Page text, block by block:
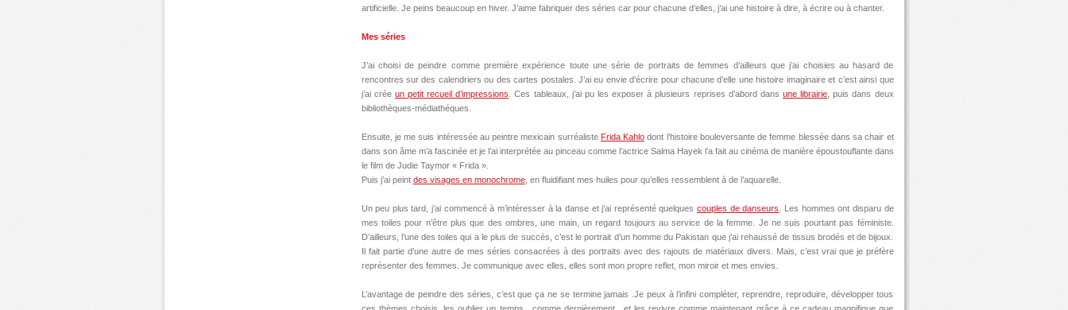
artificielle. Je peins beaucoup en hiver. J’aime fabriquer des séries car pour chacune d’elles, j’ai une histoire à dire, à écrire ou à chanter.
Mes séries
J’ai choisi de peindre comme première expérience toute une série de portraits de femmes d’ailleurs que j’ai choisies au hasard de
rencontres sur des calendriers ou des cartes postales. J’ai eu envie d’écrire pour chacune d’elle une histoire imaginaire et c’est ainsi que
j’ai crée un petit recueil d’impressions . Ces tableaux, j’ai pu les exposer à plusieurs reprises d’abord dans une librairie , puis dans deux
bibliothèques-médiathéques.
Ensuite, je me suis intéressée au peintre mexicain surréaliste Frida Kahlo dont l’histoire bouleversante de femme blessée dans sa chair et
dans son âme m’a fascinée et je l’ai interprétée au pinceau comme l’actrice Salma Hayek l’a fait au cinéma de manière époustouflante dans
le film de Judie Taymor « Frida ».
Puis j’ai peint des visages en monochrome, en fluidifiant mes huiles pour qu’elles ressemblent à de l’aquarelle.
Un peu plus tard, j’ai commencé à m’intéresser à la danse et j’ai représenté quelquescouples de danseurs
. Les hommes ont disparu de
mes toiles pour n’être plus que des ombres, une main, un regard toujours au service de la femme. Je ne suis pourtant pas féministe.
D’ailleurs, l’une des toiles qui a le plus de succès, c’est le portrait d’un homme du Pakistan que j’ai rehaussé de tissus brodés et de bijoux.
Il fait partie d’une autre de mes séries consacrées à des portraits avec des rajouts de matériaux divers. Mais, c’est vrai que je préfère
représenter des femmes. Je communique avec elles, elles sont mon propre reflet, mon miroir et mes envies.
L’avantage de peindre des séries, c’est que ça ne se termine jamais .Je peux à l’infini compléter, reprendre, reproduire, développer tous